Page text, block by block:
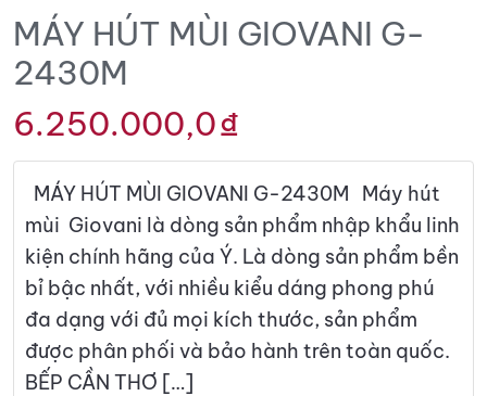
MÁY HÚT MÙI GIOVANI G-
2430M
6.250.000,0₫
MÁY HÚT MÙI GIOVANI G-2430M Máy hút
mùi Giovani là dòng sản phẩm nhập khẩu linh
kiện chính hãng của Ý. Là dòng sản phẩm bền
bỉ bậc nhất, với nhiều kiểu dáng phong phú
đa dạng với đủ mọi kích thước, sản phẩm
được phân phối và bảo hành trên toàn quốc.
BẾP CẦN THƠ […]